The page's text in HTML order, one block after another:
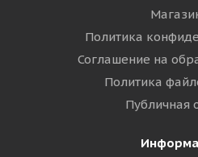
Политика
Соглашение на
Политика
Публичная